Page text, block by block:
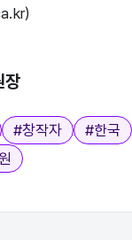
장
#창작자 #한국